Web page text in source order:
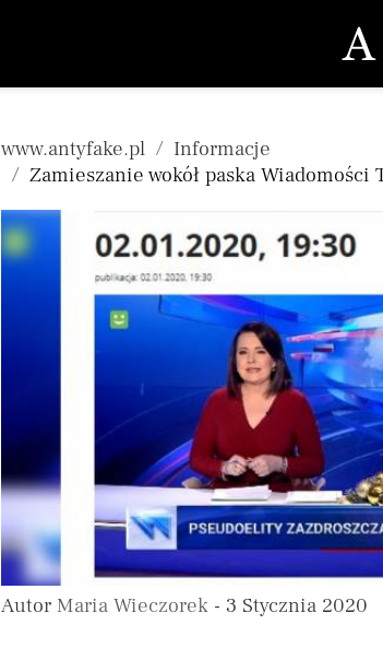
www.antyfake.pl
Informacje
Zamieszanie wokół paska
Autor Maria Wieczorek - 3 Stycznia 2020